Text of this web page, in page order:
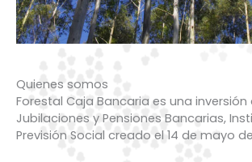
Quienes somos
Forestal Caja Bancaria es una inversión
Jubilaciones y Pensiones Bancarias,
Previsión Social creado el 14 de mayo de